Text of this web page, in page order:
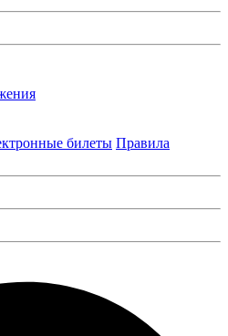
билеты Правила